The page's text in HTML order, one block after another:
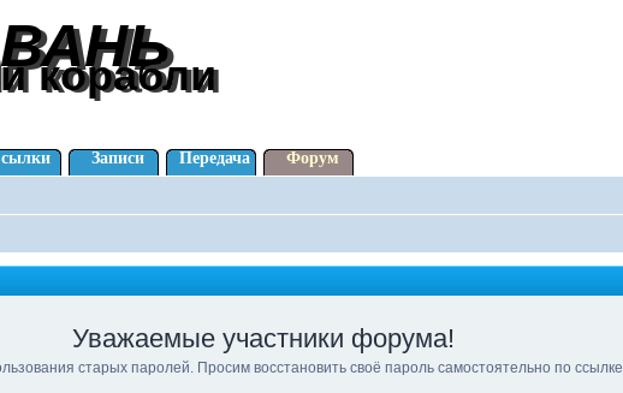
корабли
корабли
Записи Передача Форум
Уважаемые участники форума!
старых паролей. Просим восстановить своё пароль самостоятельно по ссылке